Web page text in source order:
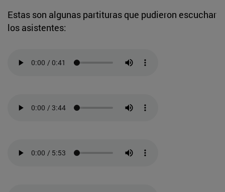
Estas son algunas partituras que pudieron escuchar
los asistentes: